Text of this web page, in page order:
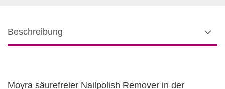
Beschreibung
Moyra säurefreier Nailpolish Remover in der